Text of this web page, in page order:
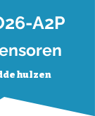
A2P
hulzen